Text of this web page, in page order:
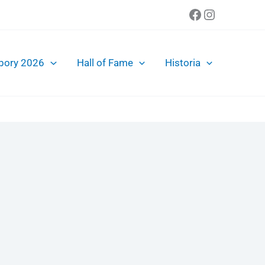
Facebook
Instagram
2026 Hall of Fame Historia